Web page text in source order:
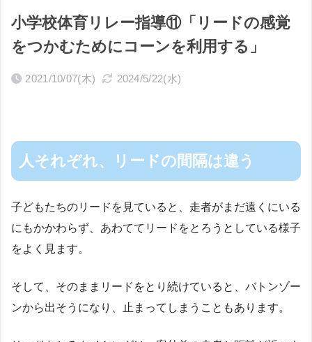
小学校体育リレー指導⑪「リードの感覚
をつかむためにコーンを利用する」
2021/10/07(木) 2024/5/22(水)
人それぞれ、リードの間隔は違う
子どもたちのリードを見ていると、走者がまだ遠くにいる
にもかかわらず、あわててリードをとろうとしている様子
をよく見ます。
そして、そのままリードをとり続けていると、バトンゾー
ンから出そうになり、止まってしまうこともあります。